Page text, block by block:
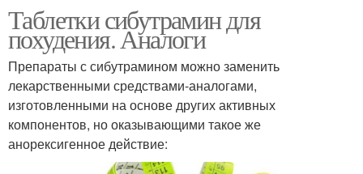
Таблетки сибутрамин для
похудения. Аналоги
Препараты с сибутрамином можно заменить
лекарственными средствами-аналогами,
изготовленными на основе других активных
компонентов, но оказывающими такое же
анорексигенное действие: